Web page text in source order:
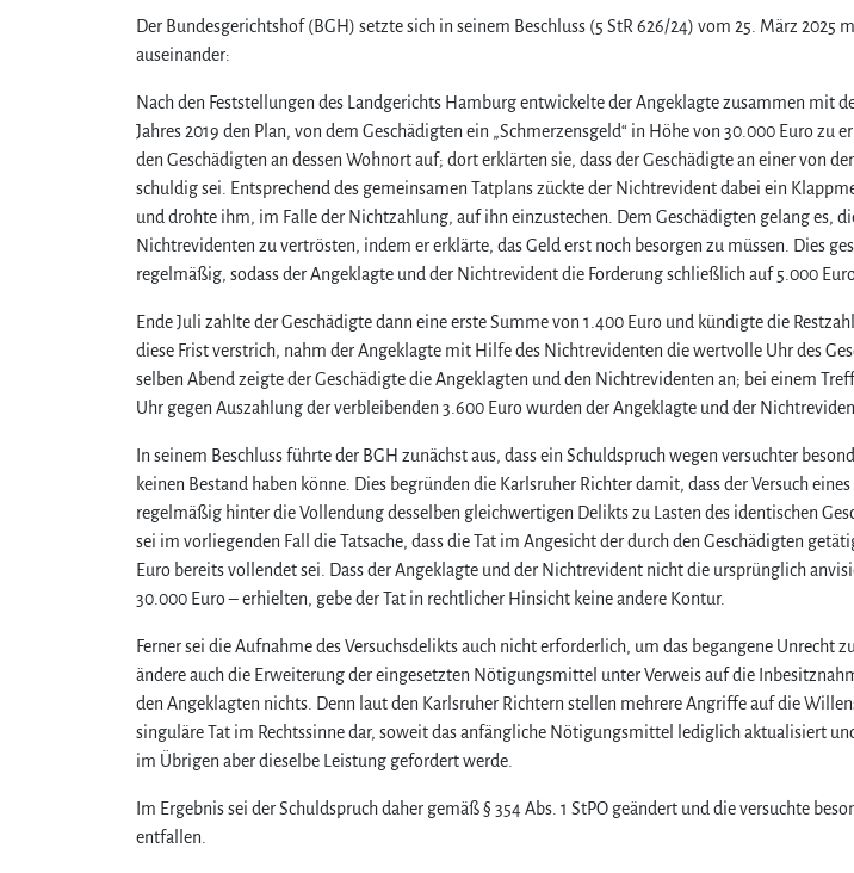
Der Bundesgerichtshof (BGH) setzte sich in seinem Beschluss (5 StR 626/24) vom 25. März 2025
auseinander:
Nach den Feststellungen des Landgerichts Hamburg entwickelte der Angeklagte zusammen mit
Jahres 2019 den Plan, von dem Geschädigten ein „Schmerzensgeld“ in Höhe von 30.000 Euro zu
den Geschädigten an dessen Wohnort auf; dort erklärten sie, dass der Geschädigte an einer von
schuldig sei. Entsprechend des gemeinsamen Tatplans zückte der Nichtrevident dabei ein
und drohte ihm, im Falle der Nichtzahlung, auf ihn einzustechen. Dem Geschädigten gelang es,
Nichtrevidenten zu vertrösten, indem er erklärte, das Geld erst noch besorgen zu müssen. Dies
regelmäßig, sodass der Angeklagte und der Nichtrevident die Forderung schließlich auf 5.000
Ende Juli zahlte der Geschädigte dann eine erste Summe von 1.400 Euro und kündigte die
diese Frist verstrich, nahm der Angeklagte mit Hilfe des Nichtrevidenten die wertvolle Uhr des
selben Abend zeigte der Geschädigte die Angeklagten und den Nichtrevidenten an; bei einem
Uhr gegen Auszahlung der verbleibenden 3.600 Euro wurden der Angeklagte und der
In seinem Beschluss führte der BGH zunächst aus, dass ein Schuldspruch wegen versuchter
keinen Bestand haben könne. Dies begründen die Karlsruher Richter damit, dass der Versuch
regelmäßig hinter die Vollendung desselben gleichwertigen Delikts zu Lasten des identischen
sei im vorliegenden Fall die Tatsache, dass die Tat im Angesicht der durch den Geschädigten
Euro bereits vollendet sei. Dass der Angeklagte und der Nichtrevident nicht die ursprünglich
30.000 Euro – erhielten, gebe der Tat in rechtlicher Hinsicht keine andere Kontur.
Ferner sei die Aufnahme des Versuchsdelikts auch nicht erforderlich, um das begangene Unrecht
ändere auch die Erweiterung der eingesetzten Nötigungsmittel unter Verweis auf die
den Angeklagten nichts. Denn laut den Karlsruher Richtern stellen mehrere Angriffe auf die
singuläre Tat im Rechtssinne dar, soweit das anfängliche Nötigungsmittel lediglich aktualisiert
im Übrigen aber dieselbe Leistung gefordert werde.
Im Ergebnis sei der Schuldspruch daher gemäß § 354 Abs. 1 StPO geändert und die versuchte
entfallen.